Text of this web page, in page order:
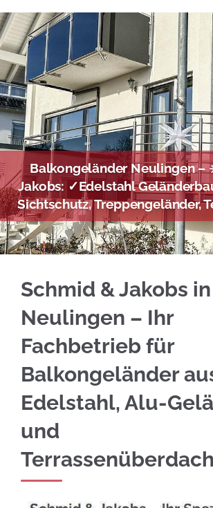
Balkongeländer Neulingen –
Jakobs: ✓Edelstahl
Sichtschutz, Treppengeländer,
Schmid & Jakobs in
Neulingen – Ihr
Fachbetrieb für
Balkongeländer
Edelstahl, Alu-
und